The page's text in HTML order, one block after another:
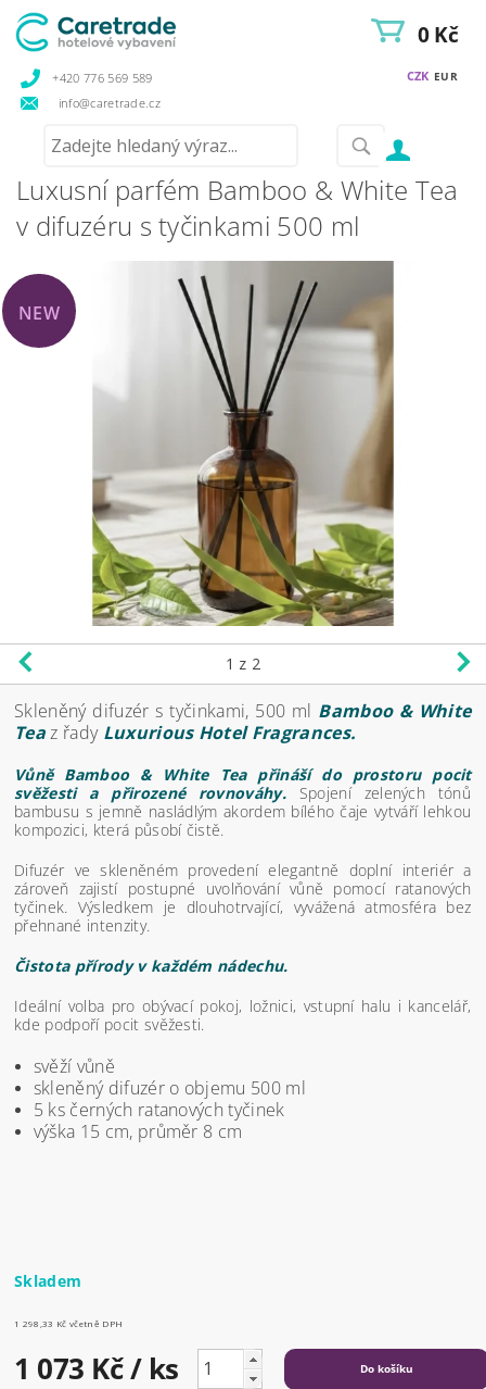
+420 776 569 589
info@caretrade.cz
CZK EUR
0 Kč
Luxusní parfém Bamboo & White Tea
v difuzéru s tyčinkami 500 ml
NEW
1 z 2
Skleněný difuzér s tyčinkami, 500 ml Bamboo & White
Teaz řady Luxurious Hotel Fragrances.
Vůně Bamboo & White Tea přináší do prostoru pocit
svěžesti a přirozené rovnováhy. Spojení zelených tónů
bambusu s jemně nasládlým akordem bílého čaje vytváří lehkou
kompozici, která působí čistě.
Difuzér ve skleněném provedení elegantně doplní interiér a
zároveň zajistí postupné uvolňování vůně pomocí ratanových
tyčinek. Výsledkem je dlouhotrvající, vyvážená atmosféra bez
přehnané intenzity.
Čistota přírody v každém nádechu.
Ideální volba pro obývací pokoj, ložnici, vstupní halu i kancelář,
kde podpoří pocit svěžesti.
svěží vůně
skleněný difuzér o objemu 500 ml
5 ks černých ratanových tyčinek
výška 15 cm, průměr 8 cm
Skladem
1 298,33 Kč včetně DPH
1 073 Kč/ ks